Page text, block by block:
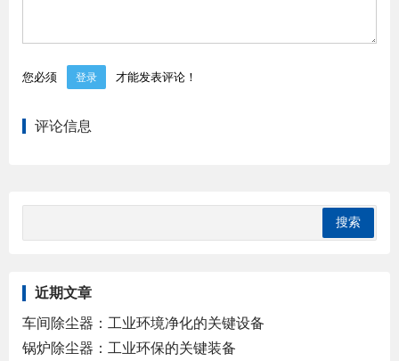
您必须 登录 才能发表评论！
评论信息
近期文章
车间除尘器：工业环境净化的关键设备
锅炉除尘器：工业环保的关键装备